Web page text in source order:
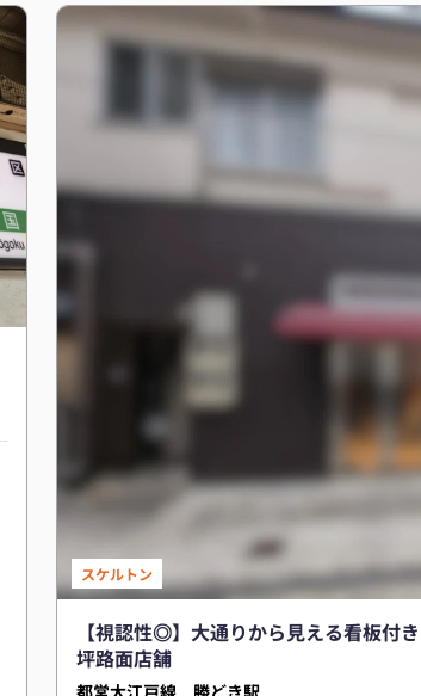
スケルトン
【視認性◎】大通りから見える看板付
坪路面店舗